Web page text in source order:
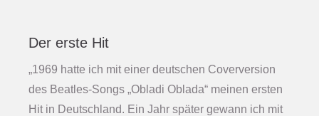
Der erste Hit
„1969 hatte ich mit einer deutschen Coverversion
des Beatles-Songs „Obladi Oblada“ meinen ersten
Hit in Deutschland. Ein Jahr später gewann ich mit